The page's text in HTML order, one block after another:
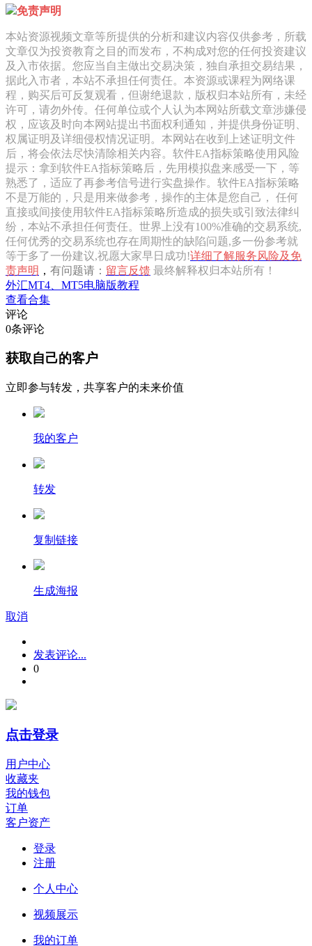
免责声明
本站资源视频文章等所提供的分析和建议内容仅供参考，所载
文章仅为投资教育之目的而发布，不构成对您的任何投资建议
及入市依据。您应当自主做出交易决策，独自承担交易结果，
据此入市者，本站不承担任何责任。本资源或课程为网络课
程，购买后可反复观看，但谢绝退款，版权归本站所有，未经
许可，请勿外传。任何单位或个人认为本网站所载文章涉嫌侵
权，应该及时向本网站提出书面权利通知，并提供身份证明、
权属证明及详细侵权情况证明。本网站在收到上述证明文件
后，将会依法尽快清除相关内容。软件EA指标策略使用风险
提示：拿到软件EA指标策略后，先用模拟盘来感受一下，等
熟悉了，适应了再参考信号进行实盘操作。软件EA指标策略
不是万能的，只是用来做参考，操作的主体是您自己， 任何
直接或间接使用软件EA指标策略所造成的损失或引致法律纠
纷，本站不承担任何责任。世界上没有100%准确的交易系统,
任何优秀的交易系统也存在周期性的缺陷问题,多一份参考就
等于多了一份建议,祝愿大家早日成功!详细了解服务风险及免
责声明 ， 有问题请： 留言反馈 最终解释权归本站所有！
外汇MT4、MT5电脑版教程
查看合集
评论
0条评论
获取自己的客户
立即参与转发，共享客户的未来价值
我的客户
转发
复制链接
生成海报
取消
发表评论...
0
点击登录
用户中心
收藏夹
我的钱包
订单
客户资产
登录
注册
个人中心
视频展示
我的订单